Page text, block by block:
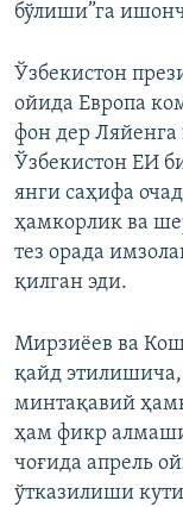
бўлиши”га
Ўзбекистон
ойида Европа
фон дер Ляйенга
Ўзбекистон ЕИ
янги саҳифа
ҳамкорлик ва
тез орада
қилган эди.
Мирзиёев ва
қайд этилишича,
минтақавий
ҳам фикр
чоғида апрель
ўтказилиши